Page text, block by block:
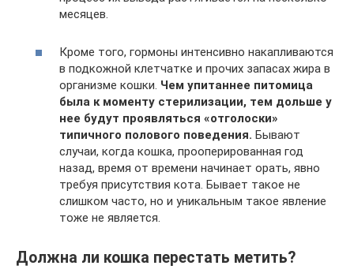
месяцев.
Кроме того, гормоны интенсивно накапливаются
в подкожной клетчатке и прочих запасах жира в
организме кошки. Чем упитаннее питомица
была к моменту стерилизации, тем дольше у
нее будут проявляться «отголоски»
типичного полового поведения. Бывают
случаи, когда кошка, прооперированная год
назад, время от времени начинает орать, явно
требуя присутствия кота. Бывает такое не
слишком часто, но и уникальным такое явление
тоже не является.
Должна ли кошка перестать метить?